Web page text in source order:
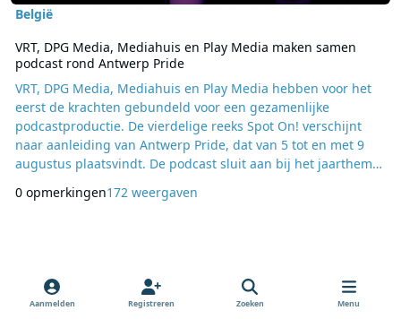
België
VRT, DPG Media, Mediahuis en Play Media maken samen
podcast rond Antwerp Pride
VRT, DPG Media, Mediahuis en Play Media hebben voor het
eerst de krachten gebundeld voor een gezamenlijke
podcastproductie. De vierdelige reeks Spot On! verschijnt
naar aanleiding van Antwerp Pride, dat van 5 tot en met 9
augustus plaatsvindt. De podcast sluit aan bij het jaarthema
angst en jezelf kunnen zijn, met aandacht voor de diversiteit
0 opmerkingen172 weergaven
Aanmelden Registreren Zoeken Menu